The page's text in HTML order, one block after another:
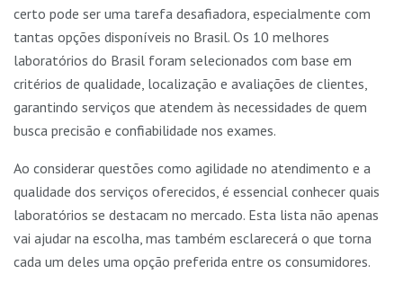
certo pode ser uma tarefa desafiadora, especialmente com
tantas opções disponíveis no Brasil. Os 10 melhores
laboratórios do Brasil foram selecionados com base em
critérios de qualidade, localização e avaliações de clientes,
garantindo serviços que atendem às necessidades de quem
busca precisão e confiabilidade nos exames.
Ao considerar questões como agilidade no atendimento e a
qualidade dos serviços oferecidos, é essencial conhecer quais
laboratórios se destacam no mercado. Esta lista não apenas
vai ajudar na escolha, mas também esclarecerá o que torna
cada um deles uma opção preferida entre os consumidores.